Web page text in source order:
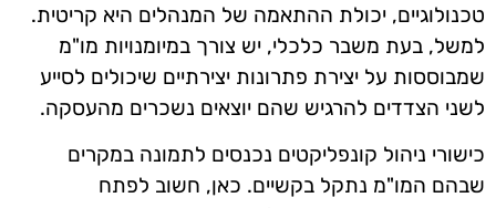
טכנולוגיים, יכולת ההתאמה של המנהלים היא קריטית.
למשל, בעת משבר כלכלי, יש צורך במיומנויות מו"מ
שמבוססות על יצירת פתרונות יצירתיים שיכולים לסייע
לשני הצדדים להרגיש שהם יוצאים נשכרים מהעסקה.
כישורי ניהול קונפליקטים נכנסים לתמונה במקרים
שבהם המו"מ נתקל בקשיים. כאן, חשוב לפתח